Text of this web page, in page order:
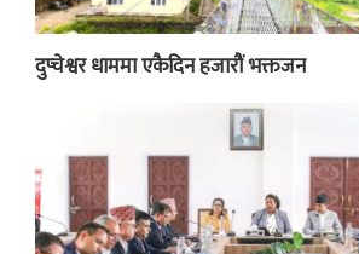
दुप्चेश्वर धाममा एकैदिन हजारौं भक्तजन